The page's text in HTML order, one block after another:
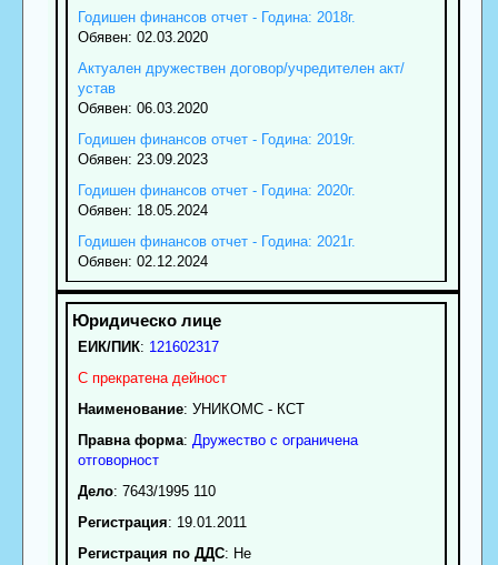
Годишен финансов отчет - Година: 2018г.
Обявен: 02.03.2020
Актуален дружествен договор/учредителен акт/
устав
Обявен: 06.03.2020
Годишен финансов отчет - Година: 2019г.
Обявен: 23.09.2023
Годишен финансов отчет - Година: 2020г.
Обявен: 18.05.2024
Годишен финансов отчет - Година: 2021г.
Обявен: 02.12.2024
ЕИК/ПИК: 121602317
С прекратена дейност
Наименование: УНИКОМС - КСТ
Правна форма: Дружество с ограничена
отговорност
Дело: 7643/1995 110
Регистрация: 19.01.2011
Регистрация по ДДС: Нe